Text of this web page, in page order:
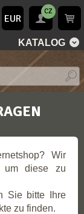
EUR
CZ
KATALOG
Wir
um diese zu
Sie bitte Ihre
zu finden.